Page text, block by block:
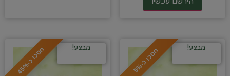
ח
ס
כ
ו
כ
-
5
% מבצע! ח
ס
כ
ו
כ
-
4
5
% מבצע!